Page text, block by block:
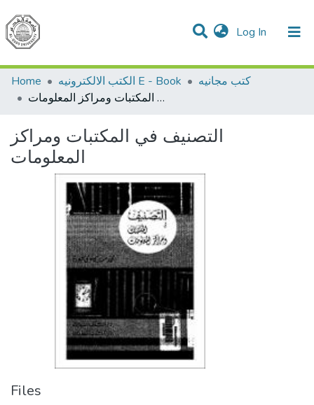
Log In (current)
Communities & Collections
All of DSpace
Home
الكتب الالكترونيه E - Book
كتب مجانيه
التصنيف في المكتبات ومراكز المعلومات
التصنيف في المكتبات ومراكز
المعلومات
Files